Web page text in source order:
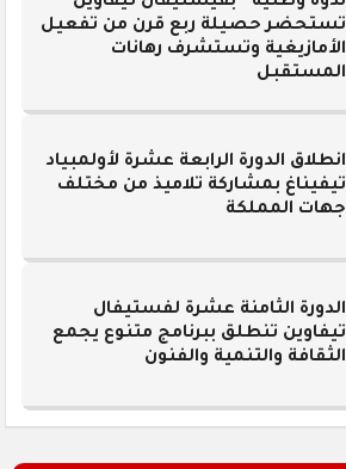
تستحضر حصيلة ربع قرن من تفعيل
الأمازيغية وتستشرف رهانات
المستقبل
انطلاق الدورة الرابعة عشرة لأولمبياد
تيفيناغ بمشاركة تلاميذ من مختلف
جهات المملكة
الدورة الثامنة عشرة لفستيفال
تيفاوين تنطلق ببرنامج متنوع يجمع
الثقافة والتنمية والفنون